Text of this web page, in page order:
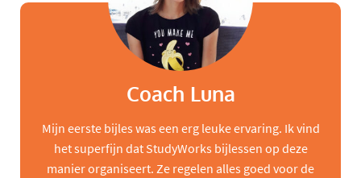
Coach Luna
Mijn eerste bijles was een erg leuke ervaring. Ik vind
het superfijn dat StudyWorks bijlessen op deze
manier organiseert. Ze regelen alles goed voor de